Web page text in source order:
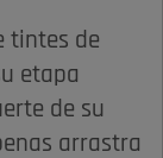
tintes de
etapa
de su
arrastra